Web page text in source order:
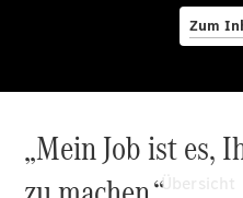
Zum
Anbieter
Übersicht
„Mein Job ist es,